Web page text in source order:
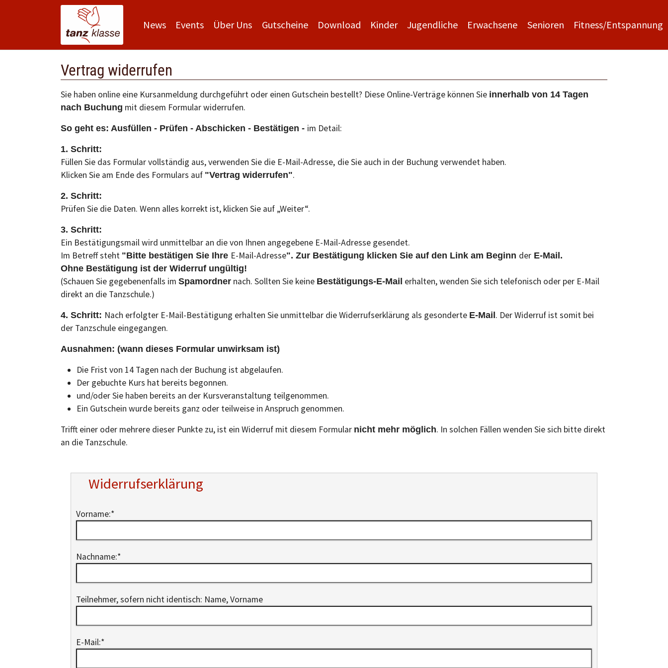
News Events Über Uns Gutscheine Download Kinder Jugendliche Erwachsene Senioren Fitness/Entspannung
Vertrag widerrufen
Sie haben online eine Kursanmeldung durchgeführt oder einen Gutschein bestellt? Diese Online-Verträge können Sie innerhalb von 14 Tagen
nach Buchung mit diesem Formular widerrufen.
So geht es: Ausfüllen - Prüfen - Abschicken - Bestätigen - im Detail:
1. Schritt:
Füllen Sie das Formular vollständig aus, verwenden Sie die E-Mail-Adresse, die Sie auch in der Buchung verwendet haben.
Klicken Sie am Ende des Formulars auf "Vertrag widerrufen".
2. Schritt:
Prüfen Sie die Daten. Wenn alles korrekt ist, klicken Sie auf „Weiter“.
3. Schritt:
Ein Bestätigungsmail wird unmittelbar an die von Ihnen angegebene E-Mail-Adresse gesendet.
Im Betreff steht "Bitte bestätigen Sie Ihre E-Mail-Adresse". Zur Bestätigung klicken Sie auf den Link am Beginn der E-Mail .
Ohne Bestätigung ist der Widerruf ungültig!
(Schauen Sie gegebenenfalls im Spamordner nach. Sollten Sie keine Bestätigungs-E-Mail erhalten, wenden Sie sich telefonisch oder per E-Mail
direkt an die Tanzschule.)
4. Schritt: Nach erfolgter E-Mail-Bestätigung erhalten Sie unmittelbar die Widerrufserklärung als gesonderte E-Mail . Der Widerruf ist somit bei
der Tanzschule eingegangen.
Ausnahmen: (wann dieses Formular unwirksam ist)
Die Frist von 14 Tagen nach der Buchung ist abgelaufen.
Der gebuchte Kurs hat bereits begonnen.
und/oder Sie haben bereits an der Kursveranstaltung teilgenommen.
Ein Gutschein wurde bereits ganz oder teilweise in Anspruch genommen.
Trifft einer oder mehrere dieser Punkte zu, ist ein Widerruf mit diesem Formular nicht mehr möglich. In solchen Fällen wenden Sie sich bitte direkt
an die Tanzschule.
Widerrufserklärung
Vorname:*
Nachname:*
Teilnehmer, sofern nicht identisch: Name, Vorname
E-Mail:*